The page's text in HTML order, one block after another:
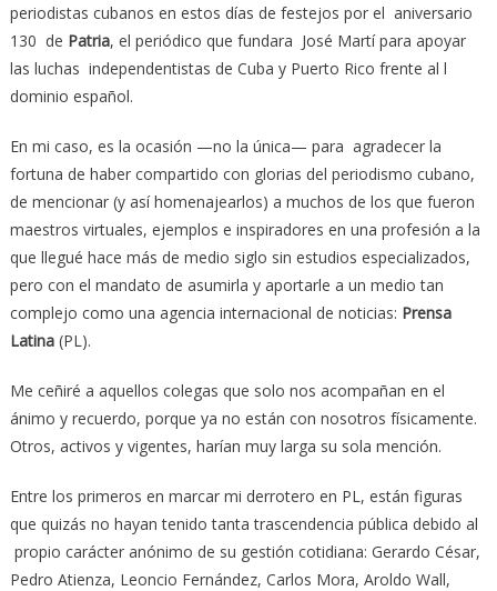
periodistas cubanos en estos días de festejos por el aniversario
130 de Patria, el periódico que fundara José Martí para apoyar
las luchas independentistas de Cuba y Puerto Rico frente al l
dominio español.
En mi caso, es la ocasión —no la única— para agradecer la
fortuna de haber compartido con glorias del periodismo cubano,
de mencionar (y así homenajearlos) a muchos de los que fueron
maestros virtuales, ejemplos e inspiradores en una profesión a la
que llegué hace más de medio siglo sin estudios especializados,
pero con el mandato de asumirla y aportarle a un medio tan
complejo como una agencia internacional de noticias: Prensa
Latina (PL).
Me ceñiré a aquellos colegas que solo nos acompañan en el
ánimo y recuerdo, porque ya no están con nosotros físicamente.
Otros, activos y vigentes, harían muy larga su sola mención.
Entre los primeros en marcar mi derrotero en PL, están figuras
que quizás no hayan tenido tanta trascendencia pública debido al
propio carácter anónimo de su gestión cotidiana: Gerardo César,
Pedro Atienza, Leoncio Fernández, Carlos Mora, Aroldo Wall,